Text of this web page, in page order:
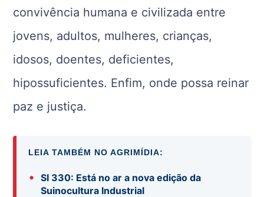
convivência humana e civilizada entre
jovens, adultos, mulheres, crianças,
idosos, doentes, deficientes,
hipossuficientes. Enfim, onde possa reinar
paz e justiça.
LEIA TAMBÉM NO AGRIMÍDIA:
•
SI 330: Está no ar a nova edição da
Suinocultura Industrial